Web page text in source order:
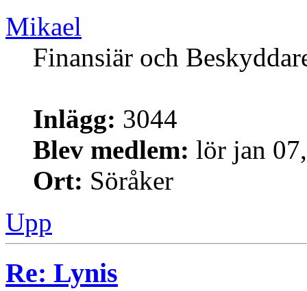
Mikael
Finansiär och
Inlägg: 3044
Blev medlem: lör jan
Ort: Söråker
Upp
Re: Lynis